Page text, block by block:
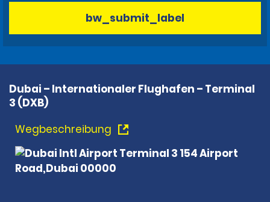
bw_submit_label
Dubai – Internationaler Flughafen – Terminal
3 (DXB)
Wegbeschreibung